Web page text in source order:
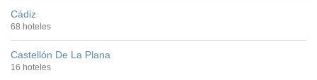
Cádiz
68 hoteles
Castellón De La Plana
16 hoteles